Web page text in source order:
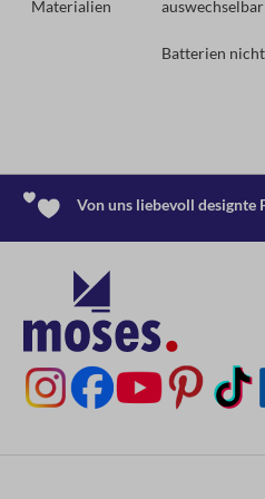
+ griffige Oberfläche
Materialien auswechselbar
Batterien nicht
Von uns liebevoll designte